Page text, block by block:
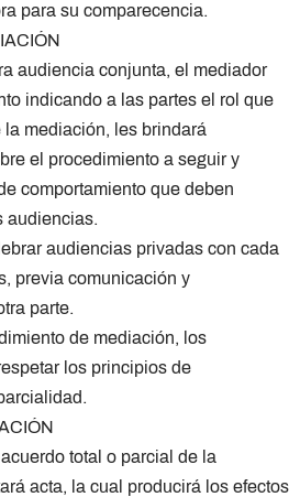
para su comparecencia.
audiencia conjunta, el mediador
indicando a las partes el rol que
mediación, les brindará
el procedimiento a seguir y
comportamiento que deben
audiencias.
audiencias privadas con cada
previa comunicación y
parte.
de mediación, los
los principios de
total o parcial de la
acta, la cual producirá los efectos